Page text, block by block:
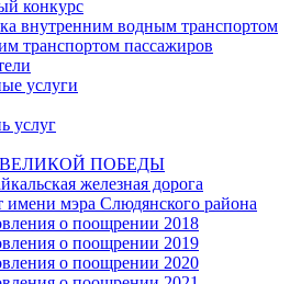
конкурс
внутренним водным транспортом
транспортом пассажиров
услуги
услуг
ВЕЛИКОЙ ПОБЕДЫ
железная дорога
мэра Слюдянского района
о поощрении 2018
о поощрении 2019
о поощрении 2020